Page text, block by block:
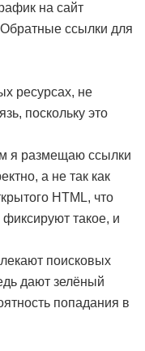
на сайт
ссылки для
ресурсах, не
поскольку это
я размещаю ссылки
а не так как
HTML, что
такое, и
поисковых
дают зелёный
попадания в